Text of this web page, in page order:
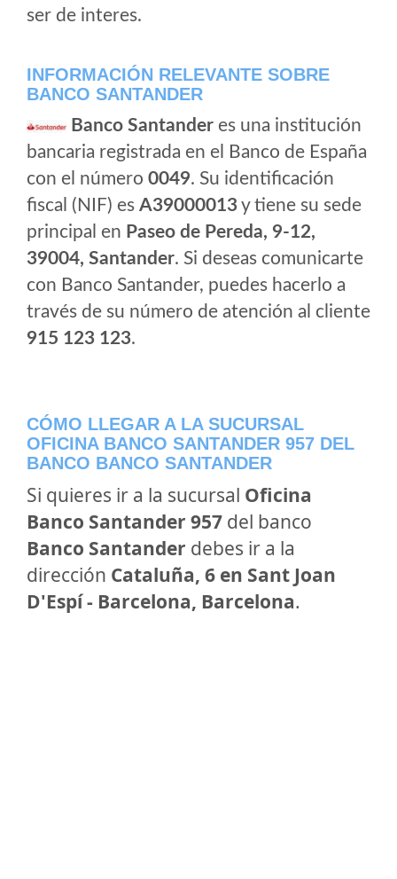
ser de interes.
INFORMACIÓN RELEVANTE SOBRE
BANCO SANTANDER
Banco Santander es una institución
bancaria registrada en el Banco de España
con el número 0049. Su identificación
fiscal (NIF) es A39000013y tiene su sede
principal en Paseo de Pereda, 9-12,
39004, Santander. Si deseas comunicarte
con Banco Santander, puedes hacerlo a
través de su número de atención al cliente
915 123 123.
CÓMO LLEGAR A LA SUCURSAL
OFICINA BANCO SANTANDER 957 DEL
BANCO BANCO SANTANDER
Si quieres ir a la sucursal Oficina
Banco Santander 957 del banco
Banco Santander debes ir a la
dirección Cataluña, 6 en Sant Joan
D'Espí - Barcelona, Barcelona.